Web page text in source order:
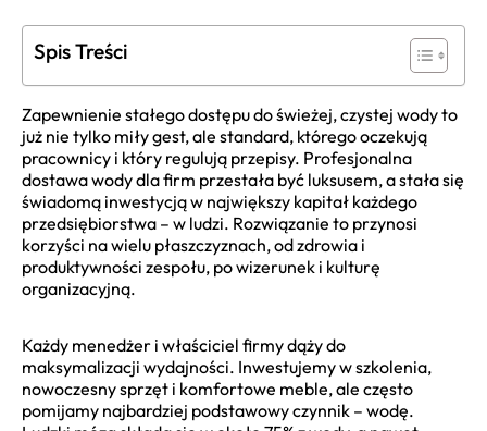
Spis Treści
Zapewnienie stałego dostępu do świeżej, czystej wody to
już nie tylko miły gest, ale standard, którego oczekują
pracownicy i który regulują przepisy. Profesjonalna
dostawa wody dla firm przestała być luksusem, a stała się
świadomą inwestycją w największy kapitał każdego
przedsiębiorstwa – w ludzi. Rozwiązanie to przynosi
korzyści na wielu płaszczyznach, od zdrowia i
produktywności zespołu, po wizerunek i kulturę
organizacyjną.
Każdy menedżer i właściciel firmy dąży do
maksymalizacji wydajności. Inwestujemy w szkolenia,
nowoczesny sprzęt i komfortowe meble, ale często
pomijamy najbardziej podstawowy czynnik – wodę.